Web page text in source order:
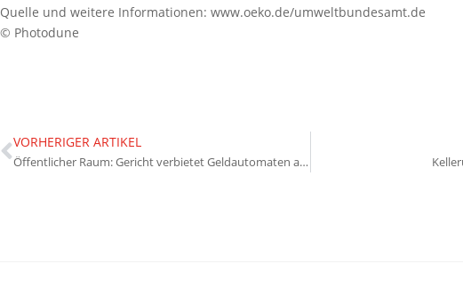
Quelle und weitere Informationen: www.oeko.de/umweltbundesamt.de
© Photodune
VORHERIGER ARTIKEL
Öffentlicher Raum: Gericht verbietet Geldautomaten auf Gehweg